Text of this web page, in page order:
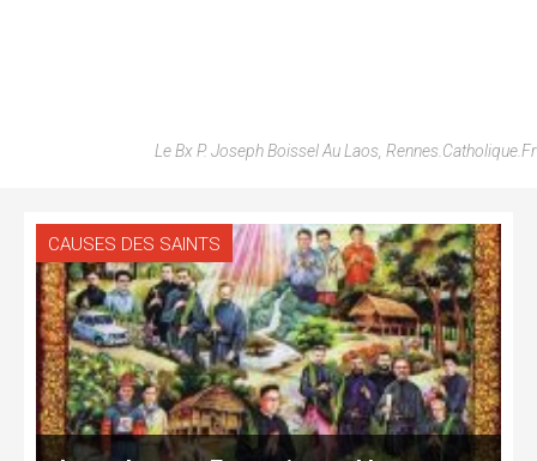
Le Bx P. Joseph Boissel Au Laos, Rennes.catholique.fr
CAUSES DES SAINTS